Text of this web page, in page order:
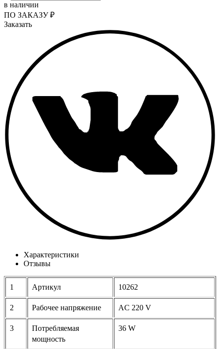
в наличии
ПО ЗАКАЗУ₽
Заказать
Характеристики
Отзывы
1 Артикул 10262
2 Рабочее напряжение AC 220 V
3
Потребляемая
мощность
36 W